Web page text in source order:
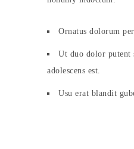
Ornatus dolorum
Ut duo dolor putent
adolescens est.
Usu erat blandit